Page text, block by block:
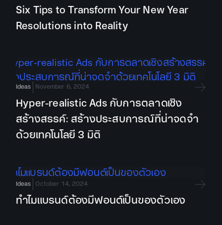
Six Tips to Transform Your New Year
Resolutions into Reality
Ideas November 6, 2024
Hyper-realistic Ads กับการตลาดเชิง
สร้างสรรค์: สร้างประสบการณ์ที่น่าจดจำ
ด้วยเทคโนโลยี 3 มิติ
Ideas October 14, 2024
ทำไมแบรนด์ต้องมีฟอนต์เป็นของตัวเอง